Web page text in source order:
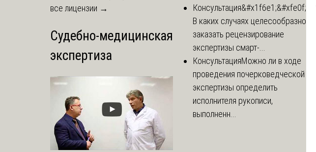
все лицензии →
Судебно-медицинская
экспертиза
Консультация&#x1f6e1;&#xfe0f;
В каких случаях целесообразно
заказать рецензирование
экспертизы смарт-...
КонсультацияМожно ли в ходе
проведения почерковедческой
экспертизы определить
исполнителя рукописи,
выполненн...